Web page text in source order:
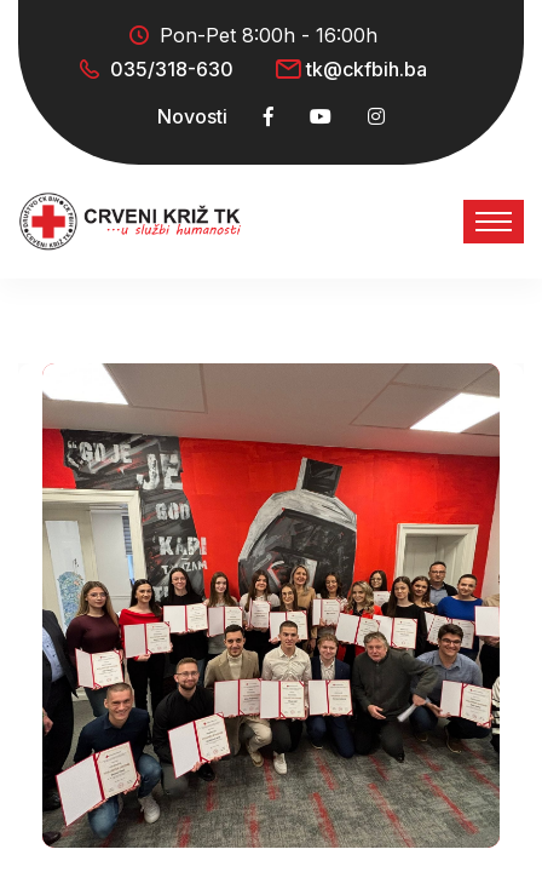
Pon-Pet 8:00h - 16:00h
035/318-630
tk@ckfbih.ba
Novosti